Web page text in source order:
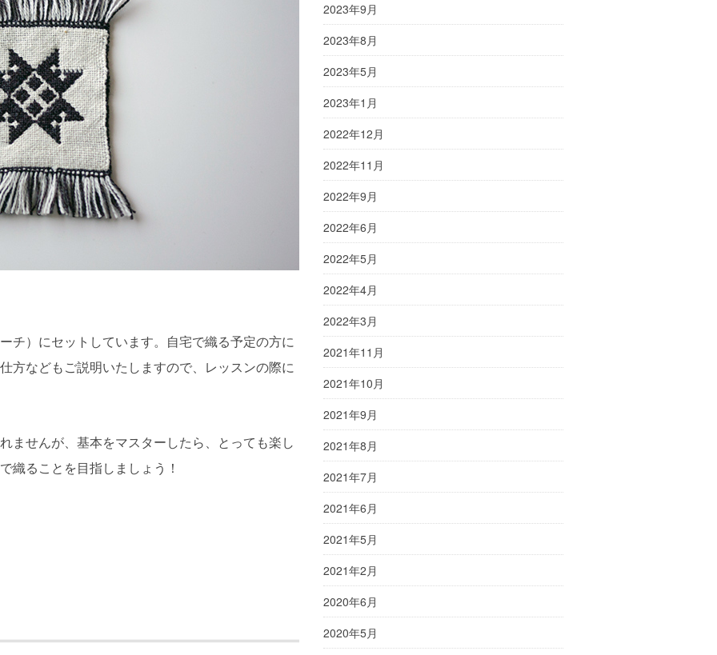
チ）にセットしています。自宅で織る予定の方に
方などもご説明いたしますので、レッスンの際に
ませんが、基本をマスターしたら、とっても楽し
織ることを目指しましょう！
2023年9月
2023年8月
2023年5月
2023年1月
2022年12月
2022年11月
2022年9月
2022年6月
2022年5月
2022年4月
2022年3月
2021年11月
2021年10月
2021年9月
2021年8月
2021年7月
2021年6月
2021年5月
2021年2月
2020年6月
2020年5月